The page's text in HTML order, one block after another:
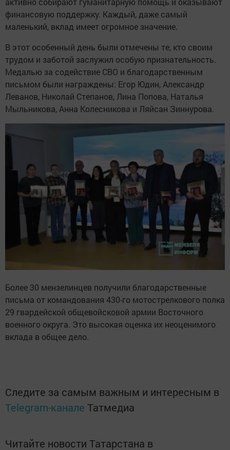
финансовую поддержку. Каждый, даже самый
маленький, вклад имеет огромное значение.
В этот особенный день были отмечены те, кто своим
трудом и заботой заслужил особую признательность.
Медалью за содействие СВО и благодарственным
письмом были награждены: Егор Юдин, Александр
Леванов, Николай Степанов, Лина Попова, Наталья
Мыльникова, Анна Колесникова и Ляйсан Зиннурова.
Более 30 мензелинцев получили благодарственные
письма от командования 430-го мотострелкового полка
29 гвардейской общевойсковой армии Восточного
военного округа. Это высокая оценка их неоценимого
вклада в общее дело.
Следите за самым важным и интересным в
Telegram-канале Татмедиа
Читайте новости Татарстана в